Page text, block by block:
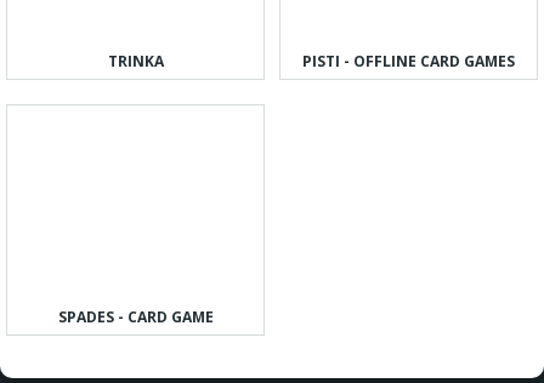
TRINKA PISTI - OFFLINE CARD GAMES
SPADES - CARD GAME